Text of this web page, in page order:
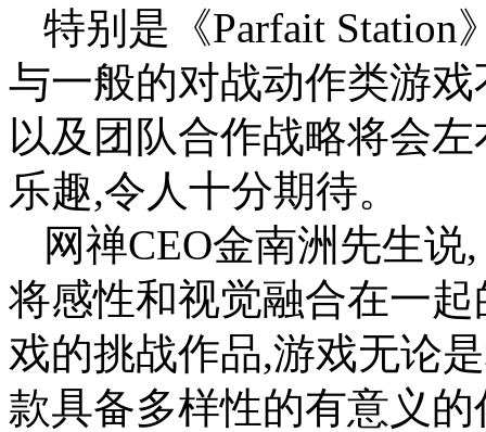
特别是《Parfait Station
与一般的对战动作类游
以及团队合作战略将会
乐趣,令人十分期待。
网禅CEO金南洲先生说
将感性和视觉融合在一
戏的挑战作品,游戏无论
款具备多样性的有意义